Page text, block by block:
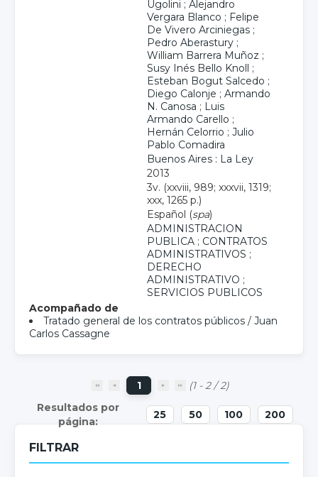
Ugolini ; Alejandro
Vergara Blanco ; Felipe
De Vivero Arciniegas ;
Pedro Aberastury ;
William Barrera Muñoz ;
Susy Inés Bello Knoll ;
Esteban Bogut Salcedo ;
Diego Calonje ; Armando
N. Canosa ; Luis
Armando Carello ;
Hernán Celorrio ; Julio
Pablo Comadira
Buenos Aires : La Ley
2013
3v. (xxviii, 989; xxxvii, 1319;
xxx, 1265 p.)
Español (spa)
ADMINISTRACION
PUBLICA ; CONTRATOS
ADMINISTRATIVOS ;
DERECHO
ADMINISTRATIVO ;
SERVICIOS PUBLICOS
Acompañado de
Tratado general de los contratos públicos / Juan
Carlos Cassagne
1 (1 - 2 / 2)
25 50 100 200
FILTRAR